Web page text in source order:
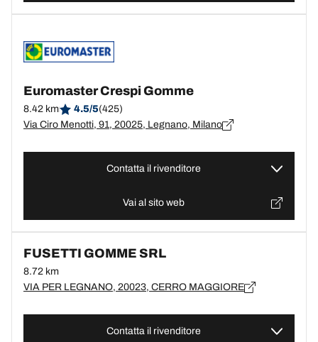
Euromaster Crespi Gomme
8.42 km 4.5/5(425)
Via Ciro Menotti, 91, 20025, Legnano, Milano
Contatta il rivenditore
Vai al sito web
FUSETTI GOMME SRL
8.72 km
VIA PER LEGNANO, 20023, CERRO MAGGIORE
Contatta il rivenditore